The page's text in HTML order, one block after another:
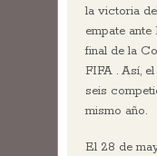
la victoria
empate
final de la
FIFA . Así,
seis
mismo año.
El 28 de